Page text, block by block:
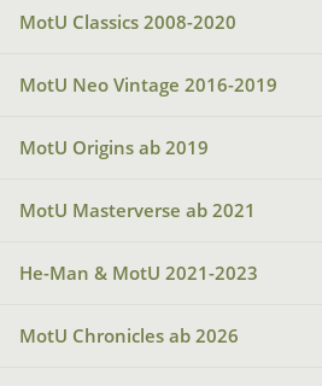
MotU Classics 2008-2020
MotU Neo Vintage 2016-2019
MotU Origins ab 2019
MotU Masterverse ab 2021
He-Man & MotU 2021-2023
MotU Chronicles ab 2026